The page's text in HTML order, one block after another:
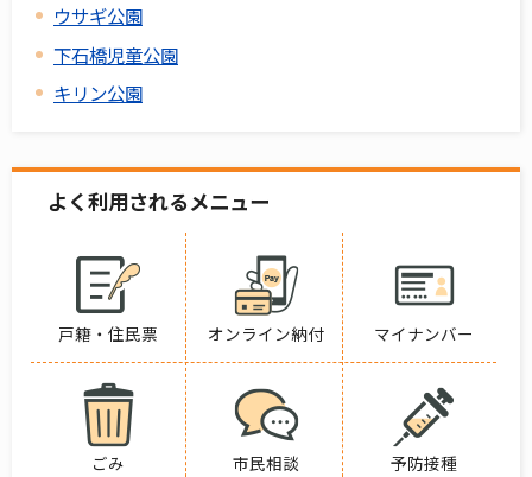
ウサギ公園
下石橋児童公園
キリン公園
よく利用されるメニュー
戸籍・住民票 オンライン納付 マイナンバー
ごみ 市民相談 予防接種